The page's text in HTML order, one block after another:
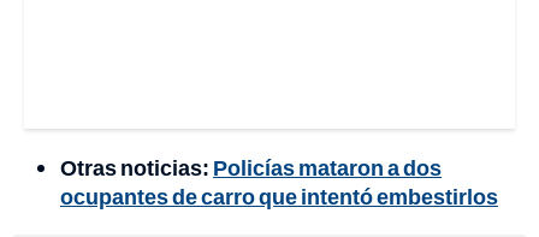
Otras noticias: Policías mataron a dos
ocupantes de carro que intentó embestirlos